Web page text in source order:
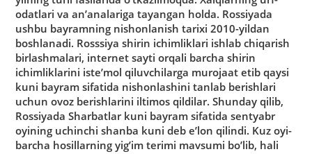
odatlari va an’analariga tayangan holda. Rossiyada
ushbu bayramning nishonlanish tarixi 2010-yildan
boshlanadi. Rosssiya shirin ichimliklari ishlab chiqarish
birlashmalari, internet sayti orqali barcha shirin
ichimliklarini iste’mol qiluvchilarga murojаat etib qaysi
kuni bayram sifatida nishonlashini tanlab berishlari
uchun ovoz berishlarini iltimos qildilar. Shunday qilib,
Rossiyada Sharbatlar kuni bayram sifatida sentyabr
oyining uchinchi shanba kuni deb e’lon qilindi. Kuz oyi-
barcha hosillarning yig’im terimi mavsumi bo’lib, hali